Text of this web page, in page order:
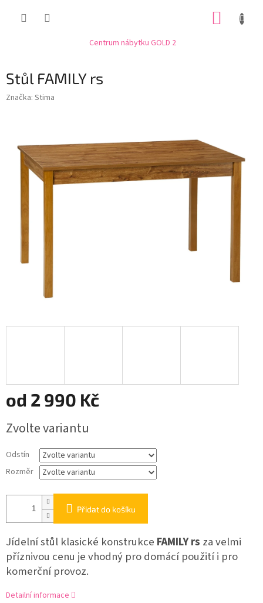
Centrum nábytku GOLD 2
Stůl FAMILY rs
Značka: Stima
od 2 990 Kč
cena:
Zvolte variantu
Odstín
Rozměr
Přidat do košíku
Jídelní stůl klasické konstrukce FAMILY rs za velmi
příznivou cenu je vhodný pro domácí použití i pro
komerční provoz.
Detailní informace